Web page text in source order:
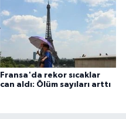
Fransa'da rekor sıcaklar
can aldı: Ölüm sayıları arttı